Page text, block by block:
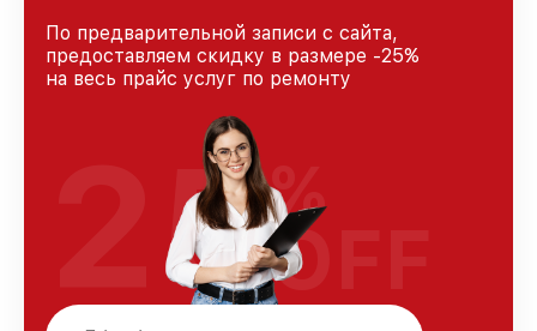
По предварительной записи с сайта,
предоставляем скидку в размере -25%
на весь прайс услуг по ремонту
25%
OFF